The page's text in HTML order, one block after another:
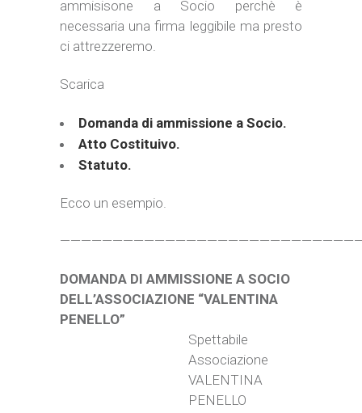
ammisisone a Socio perchè è
necessaria una firma leggibile ma presto
ci attrezzeremo.
Scarica
Domanda di ammissione a Socio.
Atto Costituivo.
Statuto.
Ecco un esempio.
DOMANDA DI AMMISSIONE A SOCIO
DELL’ASSOCIAZIONE “VALENTINA
PENELLO”
Spettabile
Associazione
VALENTINA
PENELLO